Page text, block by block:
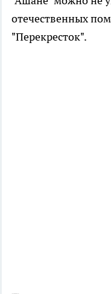
отечественных
"Перекресток".